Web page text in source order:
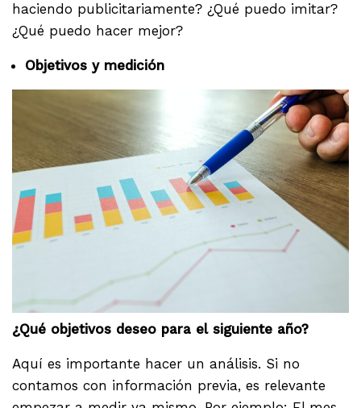
haciendo publicitariamente? ¿Qué puedo imitar?
¿Qué puedo hacer mejor?
Objetivos y medición
¿Qué objetivos deseo para el siguiente año?
Aquí es importante hacer un análisis. Si no
contamos con información previa, es relevante